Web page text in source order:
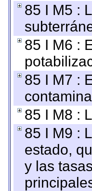
85 I M5 :
85 I M6 :
85 I M7 :
85 I M8 :
85 I M9 :
estado,
y las